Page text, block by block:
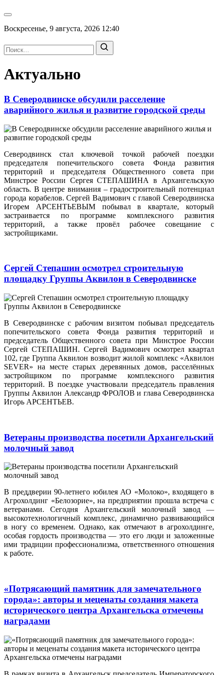
Воскресенье, 9 августа, 2026 12:40
Актуально
В Северодвинске обсудили расселение
аварийного жилья и развитие городской среды
Северодвинск стал ключевой точкой рабочей поездки
председателя попечительского совета Фонда развития
территорий и председателя Общественного совета при
Минстрое России Сергея СТЕПАШИНА в Архангельскую
область. В центре внимания – градостроительный потенциал
города корабелов. Сергей Вадимович с главой Северодвинска
Игорем АРСЕНТЬЕВЫМ побывал в квартале, который
застраивается по программе комплексного развития
территорий, а также провёл рабочее совещание с
застройщиками.
Сергей Степашин осмотрел строительную
площадку Группы Аквилон в Северодвинске
В Северодвинске с рабочим визитом побывал председатель
попечительского совета Фонда развития территорий и
председатель Общественного совета при Минстрое России
Сергей СТЕПАШИН. Сергей Вадимович осмотрел квартал
102, где Группа Аквилон возводит жилой комплекс «Аквилон
SEVER» на месте старых деревянных домов, расселённых
застройщиком по программе комплексного развития
территорий. В поездке участвовали председатель правления
Группы Аквилон Александр ФРОЛОВ и глава Северодвинска
Игорь АРСЕНТЬЕВ.
Ветераны производства посетили Архангельский
молочный завод
В преддверии 90-летнего юбилея АО «Молоко», входящего в
Агрохолдинг «Белозорие», на предприятии прошла встреча с
ветеранами. Сегодня Архангельский молочный завод —
высокотехнологичный комплекс, динамично развивающийся
в ногу со временем. Однако, как отмечают в агрохолдинге,
особая гордость производства — это его люди и заложенные
ими традиции профессионализма, ответственного отношения
к работе.
«Потрясающий памятник для замечательного
города»: авторы и меценаты создания макета
исторического центра Архангельска отмечены
наградами